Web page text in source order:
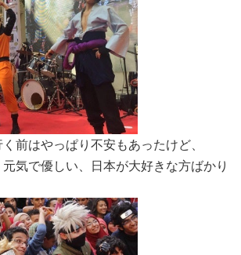
前はやっぱり不安もあったけど、
気で優しい、日本が大好きな方ばかり